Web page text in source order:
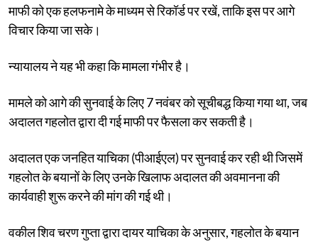
माफी को एक हलफनामे के माध्यम से रिकॉर्ड पर रखें, ताकि इस पर आगे
विचार किया जा सके।
न्यायालय ने यह भी कहा कि मामला गंभीर है।
मामले को आगे की सुनवाई के लिए 7 नवंबर को सूचीबद्ध किया गया था, जब
अदालत गहलोत द्वारा दी गई माफी पर फैसला कर सकती है।
अदालत एक जनहित याचिका (पीआईएल) पर सुनवाई कर रही थी जिसमें
गहलोत के बयानों के लिए उनके खिलाफ अदालत की अवमानना की
कार्यवाही शुरू करने की मांग की गई थी।
वकील शिव चरण गुप्ता द्वारा दायर याचिका के अनुसार, गहलोत के बयान